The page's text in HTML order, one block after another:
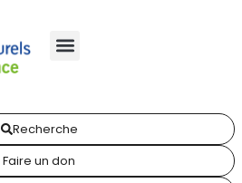
Recherche
Faire un don